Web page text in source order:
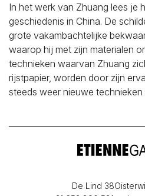
In het werk van Zhuang lees je
geschiedenis in China. De
grote vakambachtelijke
waarop hij met zijn materialen
technieken waarvan Zhuang
rijstpapier, worden door zijn
steeds weer nieuwe
De Lind 38